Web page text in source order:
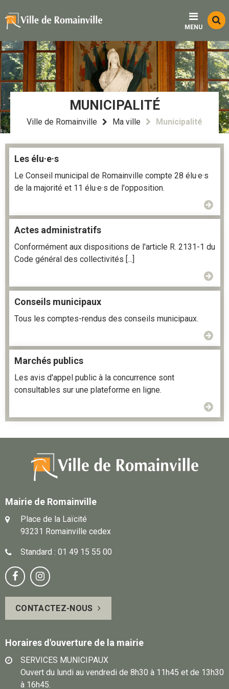
MENU
MUNICIPALITÉ
Ville de Romainville Ma ville Municipalité
Les élu·e·s
Le Conseil municipal de Romainville compte 28 élu·e·s
de la majorité et 11 élu·e·s de l'opposition.
Actes administratifs
Conformément aux dispositions de l'article R. 2131-1 du
Code général des collectivités [...]
Conseils municipaux
Tous les comptes-rendus des conseils municipaux.
Marchés publics
Les avis d'appel public à la concurrence sont
consultables sur une plateforme en ligne.
Mairie de Romainville
Place de la Laïcité
93231 Romainville cedex
Standard : 01 49 15 55 00
Notre
Facebook
Suivez-
sur
CONTACTEZ-NOUS
Horaires d'ouverture de la mairie
SERVICES MUNICIPAUX
Ouvert du lundi au vendredi de 8h30 à 11h45 et de 13h30
à 16h45.